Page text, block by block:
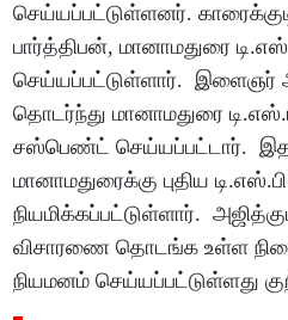
செய்யப்பட்டுள்ளனர்.
பார்த்திபன், மானாமதுரை
செய்யப்பட்டுள்ளார். இளைஞர்
தொடர்ந்து மானாமதுரை
சஸ்பெண்ட் செய்யப்பட்டார்.
மானாமதுரைக்கு புதிய
நியமிக்கப்பட்டுள்ளார்.
விசாரணை தொடங்க உள்ள
நியமனம் செய்யப்பட்டுள்ளது